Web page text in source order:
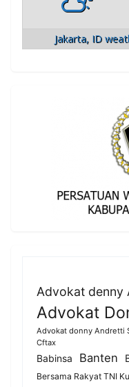
Jakarta, ID
Advokat denny
Advokat
Advokat donny Andretti
Cftax
Babinsa Banten
Bersama Rakyat TNI